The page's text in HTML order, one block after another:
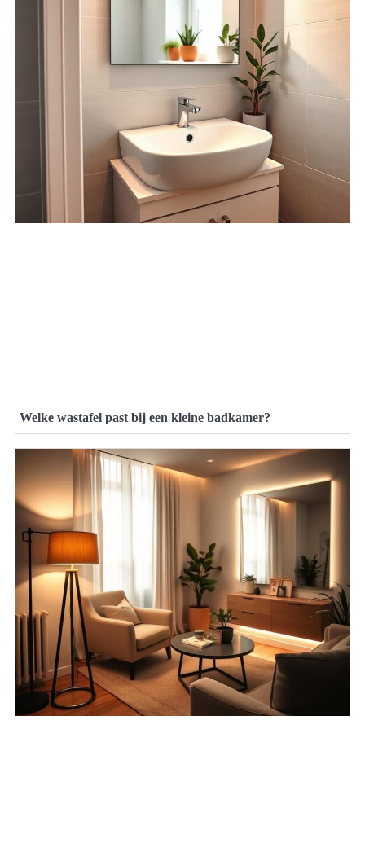
Welke wastafel past bij een kleine badkamer?